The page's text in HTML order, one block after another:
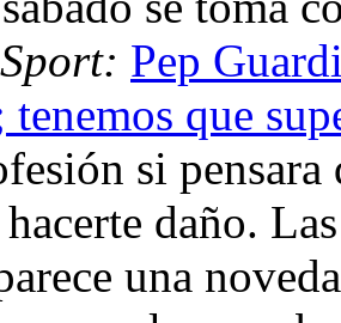
Pep
tenemos que
si
daño.
una